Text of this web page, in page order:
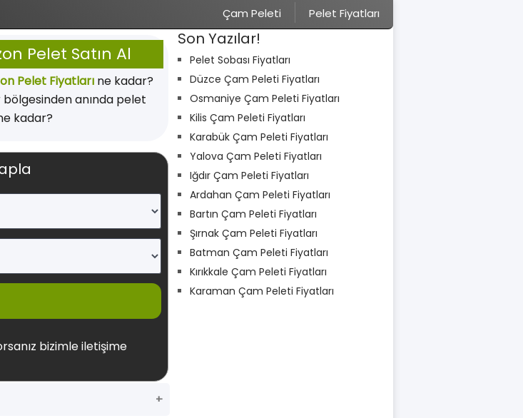
Çam Peleti Pelet Fiyatları
Pelet Satın Al
Pelet Fiyatları ne kadar?
anında pelet
kadar?
bizimle iletişime
Son Yazılar!
Pelet Sobası Fiyatları
Düzce Çam Peleti Fiyatları
Osmaniye Çam Peleti Fiyatları
Kilis Çam Peleti Fiyatları
Karabük Çam Peleti Fiyatları
Yalova Çam Peleti Fiyatları
Iğdır Çam Peleti Fiyatları
Ardahan Çam Peleti Fiyatları
Bartın Çam Peleti Fiyatları
Şırnak Çam Peleti Fiyatları
Batman Çam Peleti Fiyatları
Kırıkkale Çam Peleti Fiyatları
Karaman Çam Peleti Fiyatları